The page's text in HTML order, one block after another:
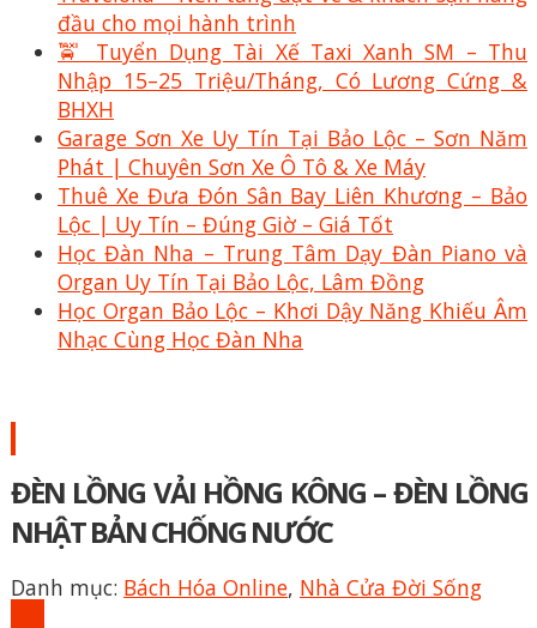
đầu cho mọi hành trình
🚖 Tuyển Dụng Tài Xế Taxi Xanh SM – Thu
Nhập 15–25 Triệu/Tháng, Có Lương Cứng &
BHXH
Garage Sơn Xe Uy Tín Tại Bảo Lộc – Sơn Năm
Phát | Chuyên Sơn Xe Ô Tô & Xe Máy
Thuê Xe Đưa Đón Sân Bay Liên Khương – Bảo
Lộc | Uy Tín – Đúng Giờ – Giá Tốt
Học Đàn Nha – Trung Tâm Dạy Đàn Piano và
Organ Uy Tín Tại Bảo Lộc, Lâm Đồng
Học Organ Bảo Lộc – Khơi Dậy Năng Khiếu Âm
Nhạc Cùng Học Đàn Nha
ĐÈN LỒNG VẢI HỒNG KÔNG – ĐÈN LỒNG
NHẬT BẢN CHỐNG NƯỚC
Danh mục: Bách Hóa Online, Nhà Cửa Đời Sống